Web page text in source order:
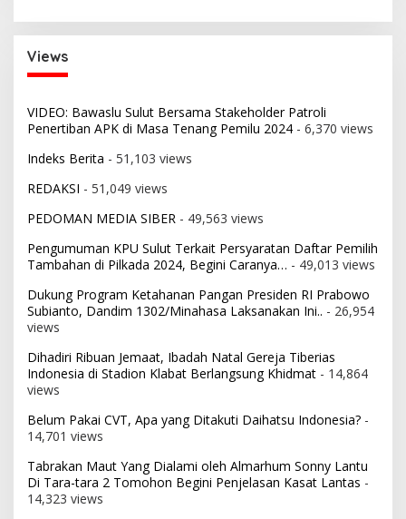
Views
VIDEO: Bawaslu Sulut Bersama Stakeholder Patroli
Penertiban APK di Masa Tenang Pemilu 2024 - 6,370 views
Indeks Berita - 51,103 views
REDAKSI - 51,049 views
PEDOMAN MEDIA SIBER - 49,563 views
Pengumuman KPU Sulut Terkait Persyaratan Daftar Pemilih
Tambahan di Pilkada 2024, Begini Caranya… - 49,013 views
Dukung Program Ketahanan Pangan Presiden RI Prabowo
Subianto, Dandim 1302/Minahasa Laksanakan Ini.. - 26,954
views
Dihadiri Ribuan Jemaat, Ibadah Natal Gereja Tiberias
Indonesia di Stadion Klabat Berlangsung Khidmat - 14,864
views
Belum Pakai CVT, Apa yang Ditakuti Daihatsu Indonesia? -
14,701 views
Tabrakan Maut Yang Dialami oleh Almarhum Sonny Lantu
Di Tara-tara 2 Tomohon Begini Penjelasan Kasat Lantas -
14,323 views